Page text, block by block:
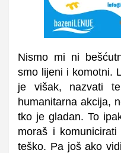
Nismo mi ni
smo lijeni i komotni.
je višak, nazvati
humanitarna akcija,
tko je gladan. To
moraš i
teško. Pa još ako